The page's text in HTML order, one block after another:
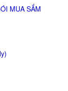
MUA SẮM